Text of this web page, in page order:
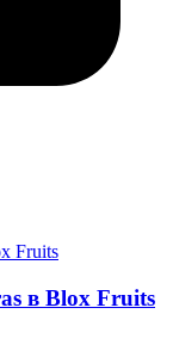
в Blox Fruits